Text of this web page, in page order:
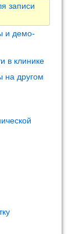
записи
и демо-
в клинике
на другом